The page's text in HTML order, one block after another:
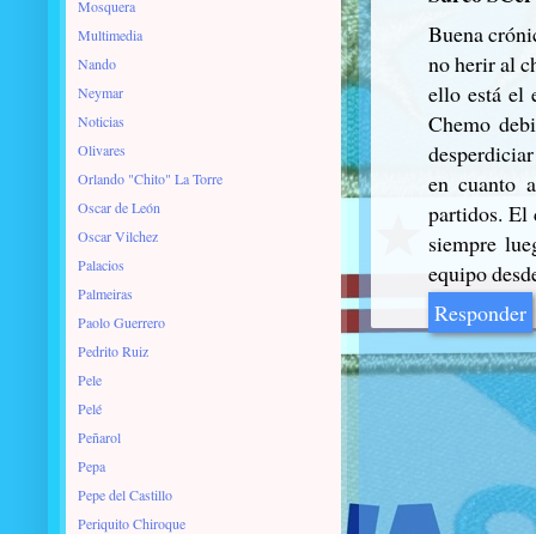
Buena
no herir al
ello está el
Chemo
en cuanto
partidos. El
siempre
equipo
Responder
Mosquera
Multimedia
Nando
Neymar
Noticias
Olivares
Orlando "Chito" La Torre
Oscar de León
Oscar Vilchez
Palacios
Palmeiras
Paolo Guerrero
Pedrito Ruiz
Pele
Pelé
Peñarol
Pepa
Pepe del Castillo
Periquito Chiroque